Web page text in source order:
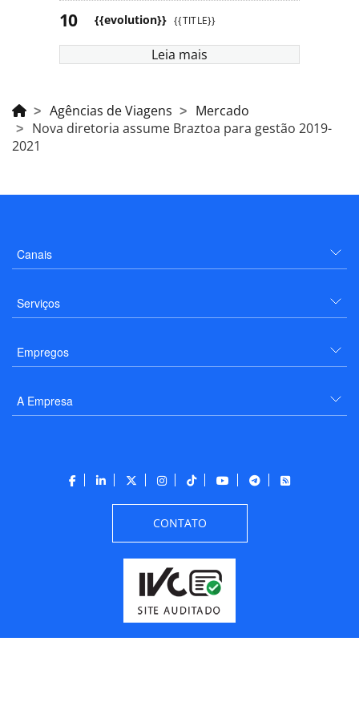
{{evolution}} {{TITLE}}
Leia mais
Agências de Viagens
Mercado
Nova diretoria assume Braztoa para gestão 2019-
2021
Canais
Serviços
Empregos
A Empresa
CONTATO